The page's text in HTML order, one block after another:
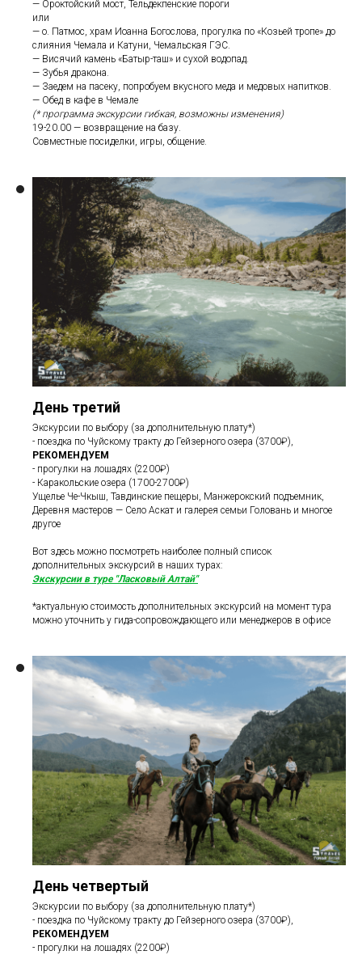
— Ороктойский мост, Тельдекпенские пороги
или
— о. Патмос, храм Иоанна Богослова, прогулка по «Козьей тропе» до
слияния Чемала и Катуни, Чемальская ГЭС.
— Висячий камень «Батыр-таш» и сухой водопад.
— Зубья дракона.
— Заедем на пасеку, попробуем вкусного меда и медовых напитков.
— Обед в кафе в Чемале
(* программа экскурсии гибкая, возможны изменения)
19-20.00 — возвращение на базу.
Совместные посиделки, игры, общение.
День третий
Экскурсии по выбору (за дополнительную плату*)
- поездка по Чуйскому тракту до Гейзерного озера (3700₽),
РЕКОМЕНДУЕМ
- прогулки на лошадях (2200₽)
- Каракольские озера (1700-2700₽)
Ущелье Че-Чкыш, Тавдинские пещеры, Манжерокский подъемник,
Деревня мастеров — Село Аскат и галерея семьи Головань и многое
другое
Вот здесь можно посмотреть наиболее полный список
дополнительных экскурсий в наших турах:
Экскурсии в туре "Ласковый Алтай"
*актуальную стоимость дополнительных экскурсий на момент тура
можно уточнить у гида-сопровождающего или менеджеров в офисе
День четвертый
Экскурсии по выбору (за дополнительную плату*)
- поездка по Чуйскому тракту до Гейзерного озера (3700₽),
РЕКОМЕНДУЕМ
- прогулки на лошадях (2200₽)